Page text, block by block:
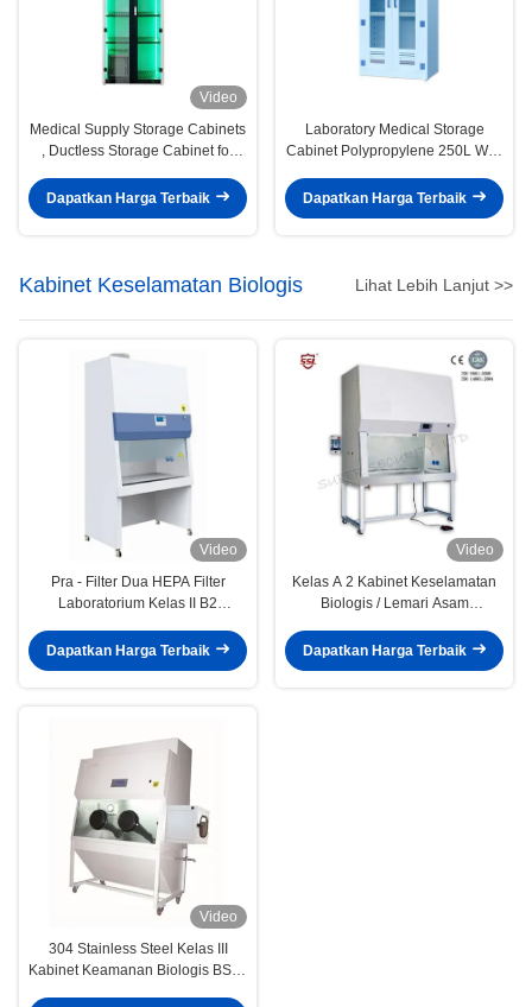
Video
Medical Supply Storage Cabinets
, Ductless Storage Cabinet for
Dapatkan Harga Terbaik
Laboratory Medical Storage
Cabinet Polypropylene 250L With
Dapatkan Harga Terbaik
Kabinet Keselamatan Biologis Lihat Lebih Lanjut >>
Video
Pra - Filter Dua HEPA Filter
Laboratorium Kelas II B2
Dapatkan Harga Terbaik
Video
Kelas A 2 Kabinet Keselamatan
Biologis / Lemari Asam
VFD
Dapatkan Harga Terbaik
Video
304 Stainless Steel Kelas III
Kabinet Keamanan Biologis BSC-